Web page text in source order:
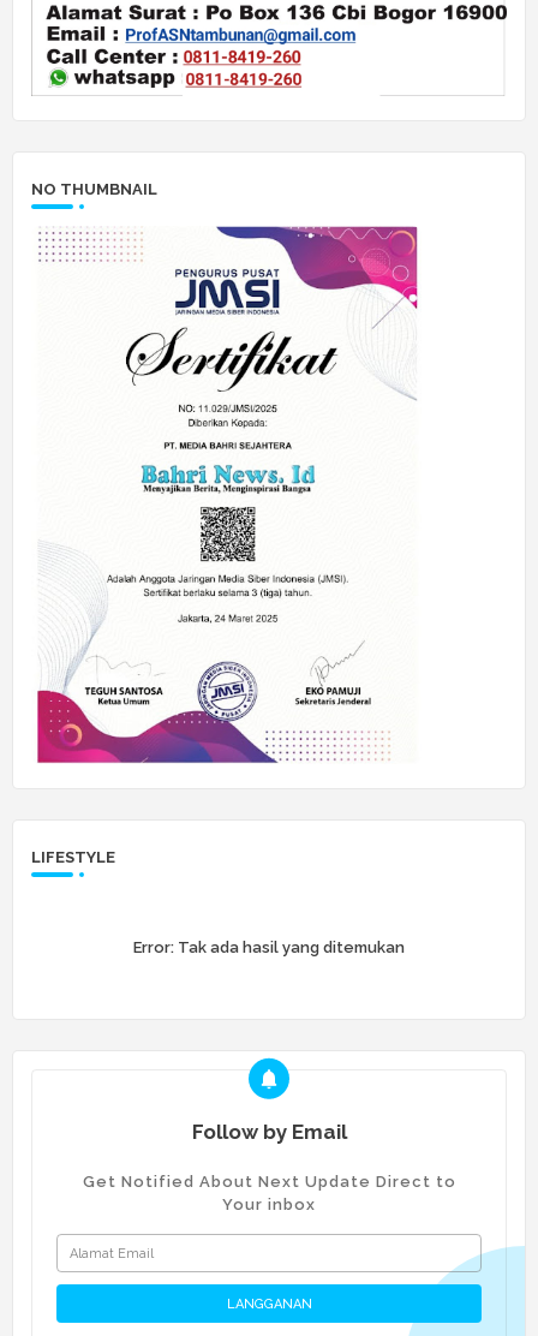
NO THUMBNAIL
LIFESTYLE
Error: Tak ada hasil yang ditemukan
Follow by Email
Get Notified About Next Update Direct to
Your inbox